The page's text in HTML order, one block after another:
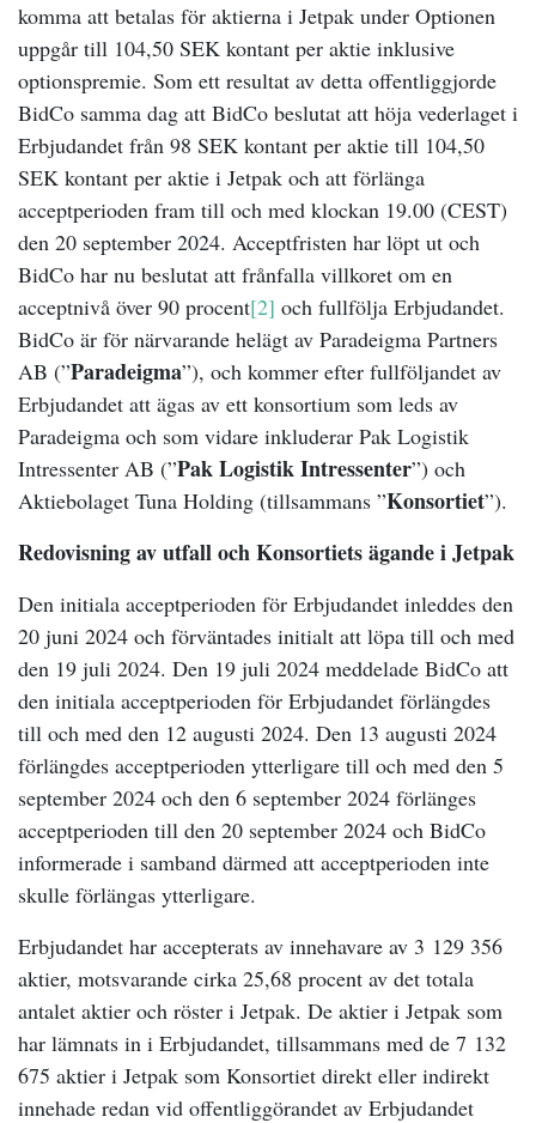
komma att betalas för aktierna i Jetpak under Optionen
uppgår till 104,50 SEK kontant per aktie inklusive
optionspremie. Som ett resultat av detta offentliggjorde
BidCo samma dag att BidCo beslutat att höja vederlaget i
Erbjudandet från 98 SEK kontant per aktie till 104,50
SEK kontant per aktie i Jetpak och att förlänga
acceptperioden fram till och med klockan 19.00 (CEST)
den 20 september 2024. Acceptfristen har löpt ut och
BidCo har nu beslutat att frånfalla villkoret om en
acceptnivå över 90 procent[2] och fullfölja Erbjudandet.
BidCo är för närvarande helägt av Paradeigma Partners
AB (”Paradeigma”), och kommer efter fullföljandet av
Erbjudandet att ägas av ett konsortium som leds av
Paradeigma och som vidare inkluderar Pak Logistik
Intressenter AB (”Pak Logistik Intressenter”) och
Aktiebolaget Tuna Holding (tillsammans ”Konsortiet”).
Redovisning av utfall och Konsortiets ägande i Jetpak
Den initiala acceptperioden för Erbjudandet inleddes den
20 juni 2024 och förväntades initialt att löpa till och med
den 19 juli 2024. Den 19 juli 2024 meddelade BidCo att
den initiala acceptperioden för Erbjudandet förlängdes
till och med den 12 augusti 2024. Den 13 augusti 2024
förlängdes acceptperioden ytterligare till och med den 5
september 2024 och den 6 september 2024 förlänges
acceptperioden till den 20 september 2024 och BidCo
informerade i samband därmed att acceptperioden inte
skulle förlängas ytterligare.
Erbjudandet har accepterats av innehavare av 3 129 356
aktier, motsvarande cirka 25,68 procent av det totala
antalet aktier och röster i Jetpak. De aktier i Jetpak som
har lämnats in i Erbjudandet, tillsammans med de 7 132
675 aktier i Jetpak som Konsortiet direkt eller indirekt
innehade redan vid offentliggörandet av Erbjudandet